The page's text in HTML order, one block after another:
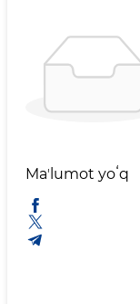
Maʼlumot yoʻq